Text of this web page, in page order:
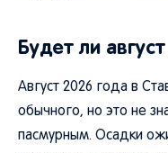
Будет ли
Август 2026 года в
обычного, но это не
пасмурным. Осадки